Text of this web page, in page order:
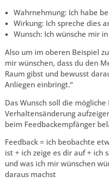
Wahrnehmung: Ich habe
Wirkung: Ich spreche dies
Wunsch: Ich wünsche mir
Also um im oberen Beispiel
mir wünschen, dass du den
Raum gibst und bewusst
Anliegen einbringt.“
Das Wunsch soll die mögliche
Verhaltensänderung
beim Feedbackempfänger
Feedback = ich beobachte
ist + ich zeige es dir auf + ich
und was ich mir wünschen
daraus machst